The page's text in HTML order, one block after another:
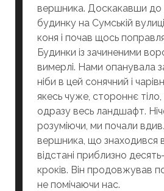
вершника. Доскакавши до
будинку на Сумській
коня і почав щось
Будинки із зачиненими
вимерлі. Нами опанувала
ніби в цей сонячний і
якесь чуже, стороннє
одразу весь ландшафт.
розуміючи, ми почали
вершника, що знаходився
відстані приблизно
кроків. Він продовжував
не помічаючи нас.